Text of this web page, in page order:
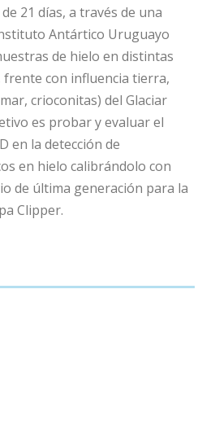
21 días, a través de una
Antártico Uruguayo
de hielo en distintas
frente con influencia tierra,
crioconitas) del Glaciar
es probar y evaluar el
en la detección de
en hielo calibrándolo con
de última generación para la
Clipper.